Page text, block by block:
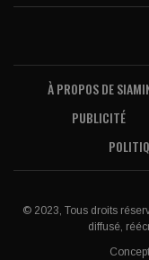
À PROPOS DE
PUBLICITÉ
© 2023, Tous droits
diffusé,